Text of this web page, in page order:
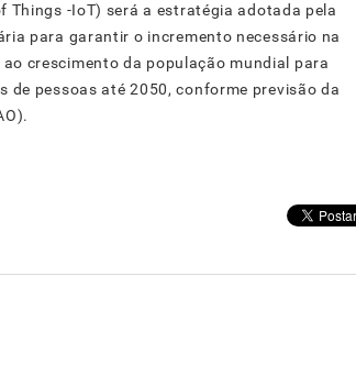
Things -IoT) será a estratégia adotada pela
para garantir o incremento necessário na
crescimento da população mundial para
de pessoas até 2050, conforme previsão da